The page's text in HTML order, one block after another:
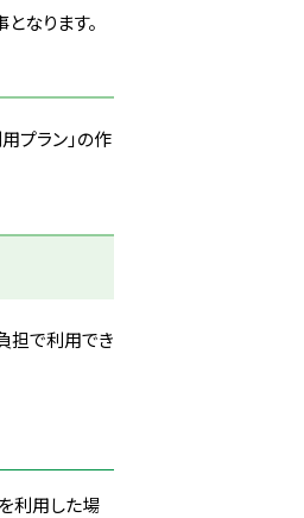
なります。
プラン」の作
担で利用でき
利用した場